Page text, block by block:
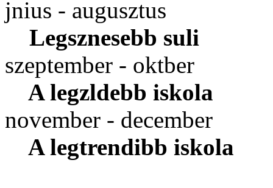
jnius - augusztus
Legsznesebb suli
szeptember - oktber
A legzldebb iskola
november - december
A legtrendibb iskola